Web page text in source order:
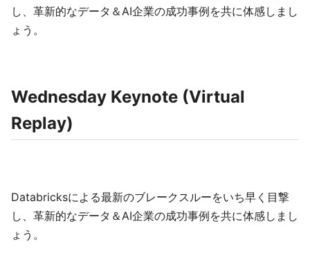
し、革新的なデータ＆AI企業の成功事例を共に体感しまし
ょう。
Wednesday Keynote (Virtual
Replay)
Databricksによる最新のブレークスルーをいち早く目撃
し、革新的なデータ＆AI企業の成功事例を共に体感しまし
ょう。